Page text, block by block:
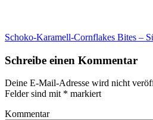
Schoko-Karamell-Cornflakes Bites –
Schreibe einen Kommentar
Deine E-Mail-Adresse wird nicht
Felder sind mit * markiert
Kommentar